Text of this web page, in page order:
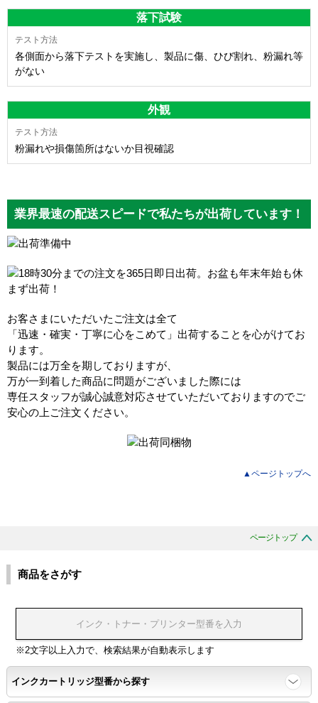
落下試験
各側面から落下テストを実施し、製品に傷、ひび割れ、粉漏れ等
がない
外観
粉漏れや損傷箇所はないか目視確認
業界最速の配送スピードで私たちが出荷しています！
お客さまにいただいたご注文は全て
「迅速・確実・丁寧に心をこめて」出荷することを心がけてお
ります。
製品には万全を期しておりますが、
万が一到着した商品に問題がございました際には
専任スタッフが誠心誠意対応させていただいておりますのでご
安心の上ご注文ください。
▲ページトップへ
ページトップ
商品をさがす
※2文字以上入力で、検索結果が自動表示します
インクカートリッジ型番から探す